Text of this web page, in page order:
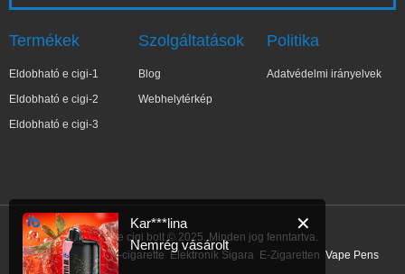
Termékek
Eldobható e cigi-1
Eldobható e cigi-2
Eldobható e cigi-3
Szolgáltatások
Blog
Webhelytérkép
Politika
Adatvédelmi irányelvek
IBVape e cigi bolt © 2025. Minden jog fenntartva.
Link: E-Cigarette E-cigarette Elektronik Sigara E-Zigaretten Vape Pens
✕
Kar***lina
Nemrég vásárolt